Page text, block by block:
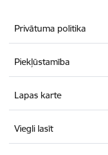
Privātuma politika
Piekļūstamība
Lapas karte
Viegli lasīt